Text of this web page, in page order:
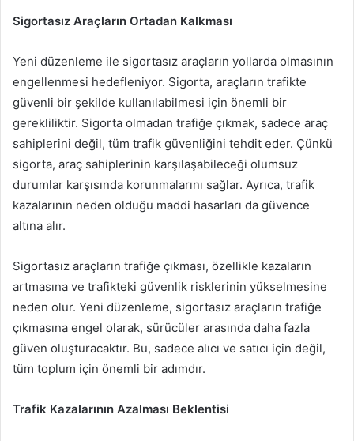
Sigortasız Araçların Ortadan Kalkması
Yeni düzenleme ile sigortasız araçların yollarda olmasının
engellenmesi hedefleniyor. Sigorta, araçların trafikte
güvenli bir şekilde kullanılabilmesi için önemli bir
gerekliliktir. Sigorta olmadan trafiğe çıkmak, sadece araç
sahiplerini değil, tüm trafik güvenliğini tehdit eder. Çünkü
sigorta, araç sahiplerinin karşılaşabileceği olumsuz
durumlar karşısında korunmalarını sağlar. Ayrıca, trafik
kazalarının neden olduğu maddi hasarları da güvence
altına alır.
Sigortasız araçların trafiğe çıkması, özellikle kazaların
artmasına ve trafikteki güvenlik risklerinin yükselmesine
neden olur. Yeni düzenleme, sigortasız araçların trafiğe
çıkmasına engel olarak, sürücüler arasında daha fazla
güven oluşturacaktır. Bu, sadece alıcı ve satıcı için değil,
tüm toplum için önemli bir adımdır.
Trafik Kazalarının Azalması Beklentisi